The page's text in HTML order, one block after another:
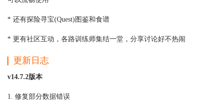
* 还有探险寻宝(Quest)图鉴和食谱
* 更有社区互动，各路训练师集结一堂，分享讨论好不热闹
更新日志
v14.7.2版本
1. 修复部分数据错误